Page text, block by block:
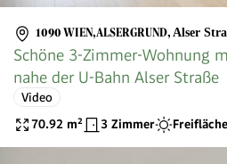
1090 WIEN,ALSERGRUND, Alser
Schöne 3-Zimmer-Wohnung
nahe der U-Bahn Alser Straße
Video
70.92 m² 3 Zimmer Freifläche